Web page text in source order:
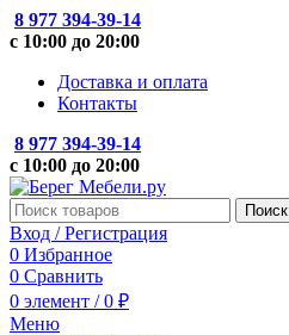
8 977 394-39-14
с 10:00 до 20:00
Доставка и оплата
Контакты
8 977 394-39-14
с 10:00 до 20:00
Поиск
Вход / Регистрация
0 Избранное
0 Сравнить
0 элемент / 0 ₽
Меню